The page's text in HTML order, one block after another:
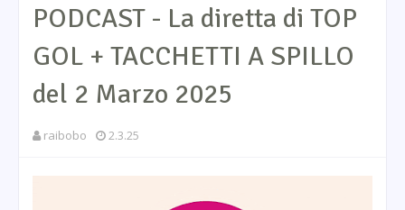
PODCAST - La diretta di TOP
GOL + TACCHETTI A SPILLO
del 2 Marzo 2025
raibobo 2.3.25